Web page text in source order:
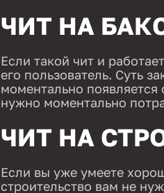
ЧИТ НА
Если такой чит и
его пользователь. Суть
моментально
нужно моментально
ЧИТ НА
Если вы уже умеете
строительство вам не